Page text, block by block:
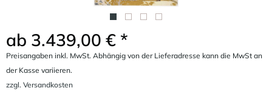
ab 3.439,00 € *
Preisangaben inkl. MwSt. Abhängig von der Lieferadresse kann die MwSt an
der Kasse variieren.
zzgl. Versandkosten